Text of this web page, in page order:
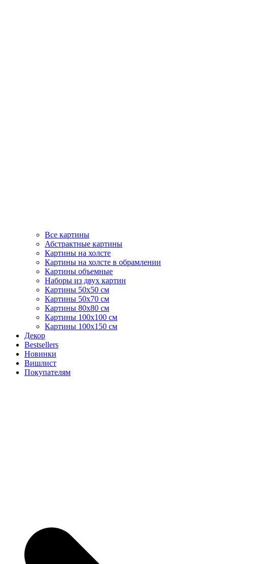
Все картины
Абстрактные картины
Картины на холсте
Картины на холсте в обрамлении
Картины объемные
Наборы из двух картин
Картины 50х50 см
Картины 50х70 см
Картины 80х80 см
Картины 100х100 см
Картины 100х150 см
Декор
Bestsellers
Новинки
Вишлист
Покупателям